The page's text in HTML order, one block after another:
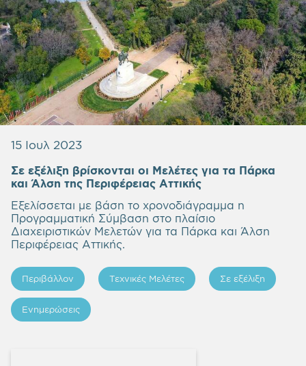
15 Ιουλ 2023
Σε εξέλιξη βρίσκονται οι Μελέτες για τα Πάρκα
και Άλση της Περιφέρειας Αττικής
Εξελίσσεται με βάση το χρονοδιάγραμμα η
Προγραμματική Σύμβαση στο πλαίσιο
Διαχειριστικών Μελετών για τα Πάρκα και Άλση
Περιφέρειας Αττικής.
Περιβάλλον Τεχνικές Μελέτες Σε εξέλιξη
Ενημερώσεις